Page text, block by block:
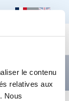
le contenu
relatives aux
Nous